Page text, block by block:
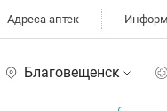
Адреса аптек
Благовещенск